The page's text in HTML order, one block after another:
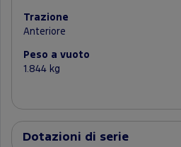
Trazione
Anteriore
Peso a vuoto
1.844 kg
Dotazioni di serie